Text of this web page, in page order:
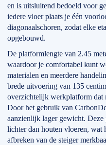
en is uitsluitend bedoeld voor
iedere vloer plaats je één
diagonaalschoren, zodat elke
opgebouwd.
De platformlengte van 2.45
waardoor je comfortabel kunt
materialen en meerdere
brede uitvoering van 135
overzichtelijk werkplatform dat
Door het gebruik van
aanzienlijk lager gewicht.
lichter dan houten vloeren, wat
afbreken van de steiger